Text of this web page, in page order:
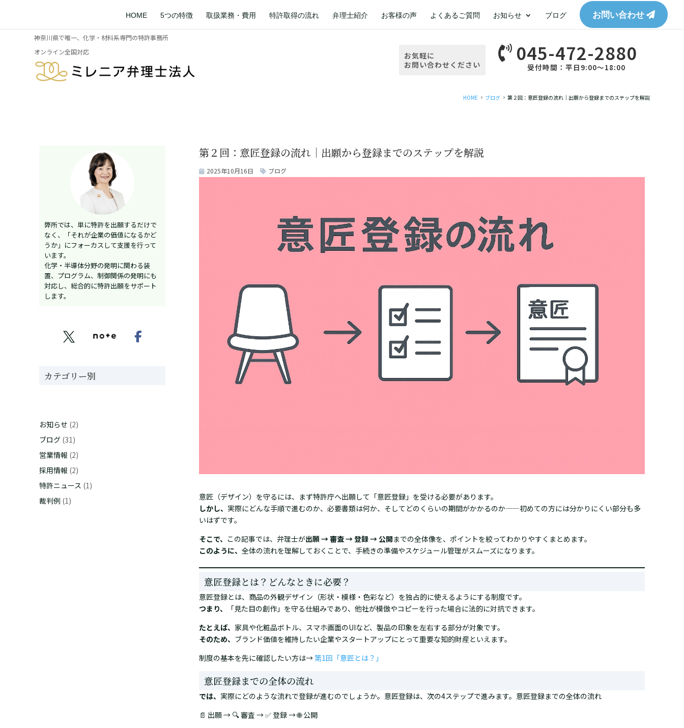
HOME 5つの特徴 取扱業務・費用 特許取得の流れ 弁理士紹介 お客様の声 よくあるご質問 お知らせ ブログ お問い合わせ
神奈川県で唯一、化学・材料系専門の特許事務所
オンライン全国対応
お気軽に
お問い合わせください
 045-472-2880
受付時間：平日9:00～18:00
HOME 5 ブログ 5 第２回：意匠登録の流れ｜出願から登録までのステップを解説
弊所では、単に特許を出願するだけで
なく、「それが企業の価値になるかど
うか」にフォーカスして支援を行って
います。
化学・半導体分野の発明に関わる装
置、プログラム、制御関係の発明にも
対応し、総合的に特許出願をサポート
します。
 
カテゴリー別
お知らせ (2)
ブログ (31)
営業情報 (2)
採用情報 (2)
特許ニュース (1)
裁判例 (1)
第２回：意匠登録の流れ｜出願から登録までのステップを解説
2025年10月16日 ブログ
意匠（デザイン）を守るには、まず特許庁へ出願して「意匠登録」を受ける必要があります。
しかし、 実際にどんな手順で進むのか、必要書類は何か、そしてどのくらいの期間がかかるのか——初めての方には分かりにくい部分も多
いはずです。
そこで、 この記事では、弁理士が出願 → 審査 → 登録 → 公開までの全体像を、ポイントを絞ってわかりやすくまとめます。
このように、 全体の流れを理解しておくことで、手続きの準備やスケジュール管理がスムーズになります。
意匠登録とは？どんなときに必要？
意匠登録とは、商品の外観デザイン（形状・模様・色彩など）を独占的に使えるようにする制度です。
つまり、
「見た目の創作」を守る仕組みであり、他社が模倣やコピーを行った場合に法的に対抗できます。
たとえば、 家具や化粧品ボトル、スマホ画面のUIなど、製品の印象を左右する部分が対象です。
そのため、 ブランド価値を維持したい企業やスタートアップにとって重要な知的財産といえます。
制度の基本を先に確認したい方は→第1回「意匠とは？」
意匠登録までの全体の流れ
では、 実際にどのような流れで登録が進むのでしょうか。意匠登録は、次の4ステップで進みます。意匠登録までの全体の流れ
📄 出願 → 🔍 審査 → ✅ 登録 → 🌐 公開